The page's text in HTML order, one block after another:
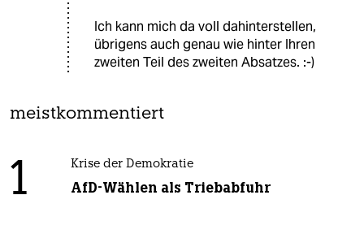
Ich kann mich da voll dahinterstellen,
übrigens auch genau wie hinter Ihren
zweiten Teil des zweiten Absatzes. :-)
meistkommentiert
1 Krise der Demokratie
AfD-Wählen als Triebabfuhr